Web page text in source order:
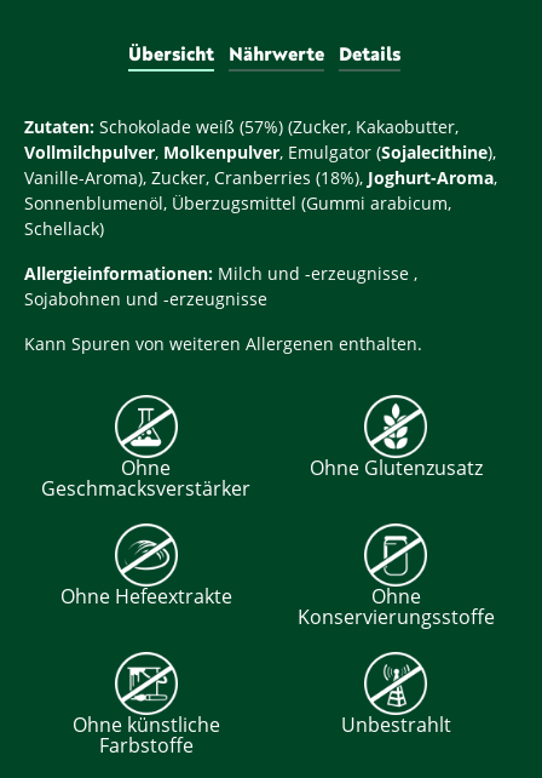
Übersicht Nährwerte Details
Zutaten: Schokolade weiß (57%) (Zucker, Kakaobutter,
Vollmilchpulver, Molkenpulver, Emulgator (Sojalecithine),
Vanille-Aroma), Zucker, Cranberries (18%), Joghurt-Aroma,
Sonnenblumenöl, Überzugsmittel (Gummi arabicum,
Schellack)
Allergieinformationen: Milch und -erzeugnisse ,
Sojabohnen und -erzeugnisse
Kann Spuren von weiteren Allergenen enthalten.
Ohne
Geschmacksverstärker
Ohne Glutenzusatz
Ohne Hefeextrakte Ohne
Konservierungsstoffe
Ohne künstliche
Farbstoffe
Unbestrahlt